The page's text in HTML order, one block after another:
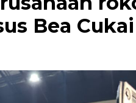
Bea Cukai